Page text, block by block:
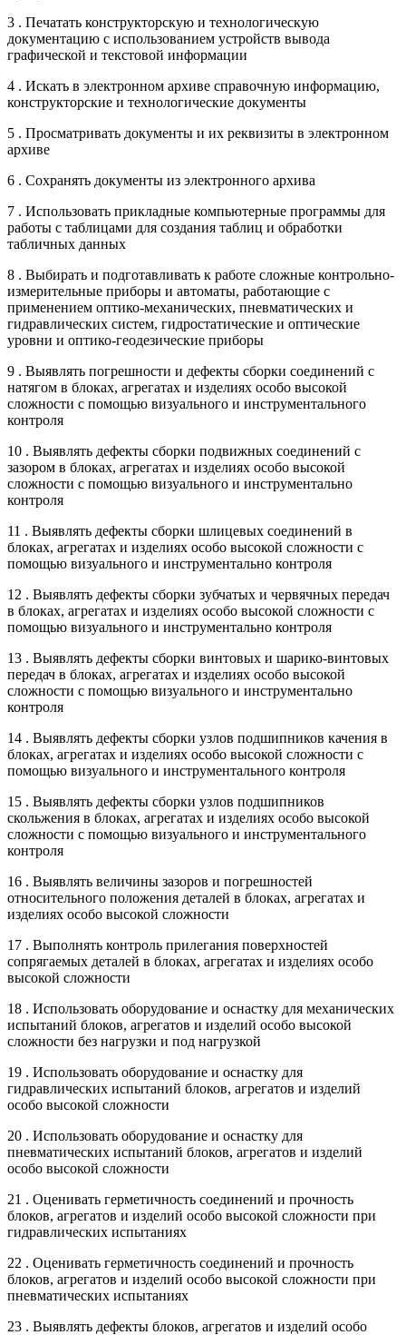
3 . Печатать конструкторскую и технологическую
документацию с использованием устройств вывода
графической и текстовой информации
4 . Искать в электронном архиве справочную информацию,
конструкторские и технологические документы
5 . Просматривать документы и их реквизиты в электронном
архиве
6 . Сохранять документы из электронного архива
7 . Использовать прикладные компьютерные программы для
работы с таблицами для создания таблиц и обработки
табличных данных
8 . Выбирать и подготавливать к работе сложные контрольно-
измерительные приборы и автоматы, работающие с
применением оптико-механических, пневматических и
гидравлических систем, гидростатические и оптические
уровни и оптико-геодезические приборы
9 . Выявлять погрешности и дефекты сборки соединений с
натягом в блоках, агрегатах и изделиях особо высокой
сложности с помощью визуального и инструментального
контроля
10 . Выявлять дефекты сборки подвижных соединений с
зазором в блоках, агрегатах и изделиях особо высокой
сложности с помощью визуального и инструментально
контроля
11 . Выявлять дефекты сборки шлицевых соединений в
блоках, агрегатах и изделиях особо высокой сложности с
помощью визуального и инструментально контроля
12 . Выявлять дефекты сборки зубчатых и червячных передач
в блоках, агрегатах и изделиях особо высокой сложности с
помощью визуального и инструментально контроля
13 . Выявлять дефекты сборки винтовых и шарико-винтовых
передач в блоках, агрегатах и изделиях особо высокой
сложности с помощью визуального и инструментально
контроля
14 . Выявлять дефекты сборки узлов подшипников качения в
блоках, агрегатах и изделиях особо высокой сложности с
помощью визуального и инструментального контроля
15 . Выявлять дефекты сборки узлов подшипников
скольжения в блоках, агрегатах и изделиях особо высокой
сложности с помощью визуального и инструментального
контроля
16 . Выявлять величины зазоров и погрешностей
относительного положения деталей в блоках, агрегатах и
изделиях особо высокой сложности
17 . Выполнять контроль прилегания поверхностей
сопрягаемых деталей в блоках, агрегатах и изделиях особо
высокой сложности
18 . Использовать оборудование и оснастку для механических
испытаний блоков, агрегатов и изделий особо высокой
сложности без нагрузки и под нагрузкой
19 . Использовать оборудование и оснастку для
гидравлических испытаний блоков, агрегатов и изделий
особо высокой сложности
20 . Использовать оборудование и оснастку для
пневматических испытаний блоков, агрегатов и изделий
особо высокой сложности
21 . Оценивать герметичность соединений и прочность
блоков, агрегатов и изделий особо высокой сложности при
гидравлических испытаниях
22 . Оценивать герметичность соединений и прочность
блоков, агрегатов и изделий особо высокой сложности при
пневматических испытаниях
23 . Выявлять дефекты блоков, агрегатов и изделий особо